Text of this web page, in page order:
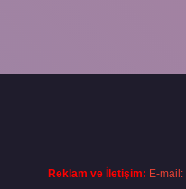
Reklam ve İletişim: E-mail: